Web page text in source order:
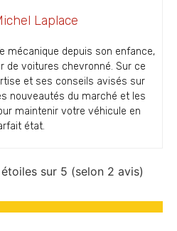
Laplace
mécanique depuis son enfance,
de voitures chevronné. Sur ce
et ses conseils avisés sur
nouveautés du marché et les
maintenir votre véhicule en
état.
sur 5 (selon 2 avis)